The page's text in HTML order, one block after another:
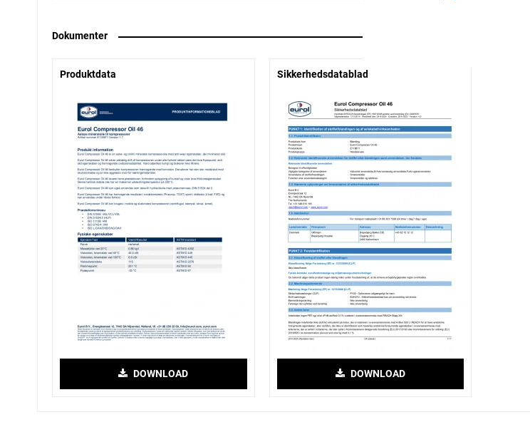
Dokumenter
Produktdata
DOWNLOAD
Sikkerhedsdatablad
DOWNLOAD